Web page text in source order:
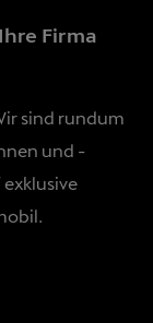
Firma
sind rundum
und -